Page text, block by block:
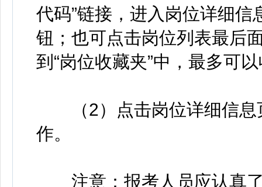
代码”链接，进入岗位详细信
钮；也可点击岗位列表最后
到“岗位收藏夹”中，最多可
（2）点击岗位详细信息
作。
注意：报考人员应认真了